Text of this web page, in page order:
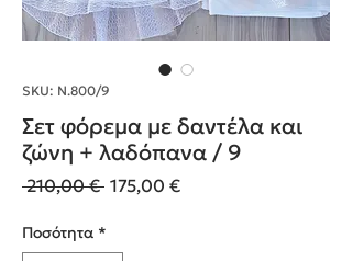
SKU: Ν.800/9
Σετ φόρεμα με δαντέλα και
ζώνη + λαδόπανα / 9
210,00 € Κανονική
175,00 €Τιμή
Ποσότητα *